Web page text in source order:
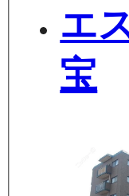
エ
宝